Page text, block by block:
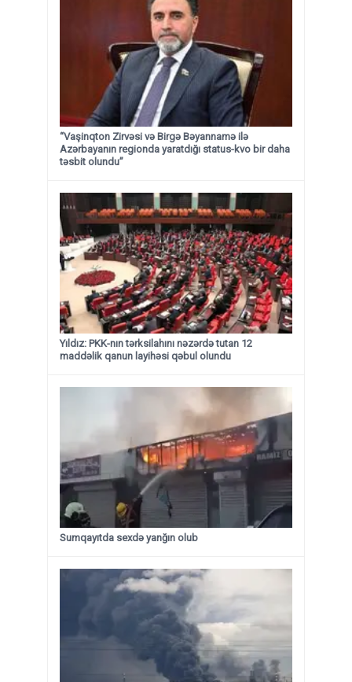
“Vaşinqton Zirvəsi və Birgə Bəyannamə ilə
Azərbayanın regionda yaratdığı status-kvo bir daha
təsbit olundu”
Yıldız: PKK-nın tərksilahını nəzərdə tutan 12
maddəlik qanun layihəsi qəbul olundu ​​​​​​​
Sumqayıtda sexdə yanğın olub